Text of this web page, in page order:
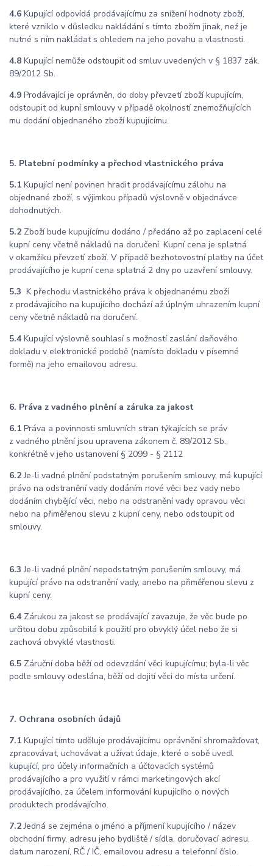
4.6 Kupující odpovídá prodávajícímu za snížení hodnoty zboží,
které vzniklo v důsledku nakládání s tímto zbožím jinak, než je
nutné s ním nakládat s ohledem na jeho povahu a vlastnosti.
4.8 Kupující nemůže odstoupit od smluv uvedených v § 1837 zák.
89/2012 Sb.
4.9 Prodávající je oprávněn, do doby převzetí zboží kupujícím,
odstoupit od kupní smlouvy v případě okolností znemožňujících
mu dodání objednaného zboží kupujícímu.
5. Platební podmínky a přechod vlastnického práva
5.1 Kupující není povinen hradit prodávajícímu zálohu na
objednané zboží, s výjimkou případů výslovně v objednávce
dohodnutých.
5.2 Zboží bude kupujícímu dodáno / předáno až po zaplacení celé
kupní ceny včetně nákladů na doručení. Kupní cena je splatná
v okamžiku převzetí zboží. V případě bezhotovostní platby na účet
prodávajícího je kupní cena splatná 2 dny po uzavření smlouvy.
5.3 K přechodu vlastnického práva k objednanému zboží
z prodávajícího na kupujícího dochází až úplným uhrazením kupní
ceny včetně nákladů na doručení.
5.4 Kupující výslovně souhlasí s možností zaslání daňového
dokladu v elektronické podobě (namísto dokladu v písemné
formě) na jeho emailovou adresu.
6. Práva z vadného plnění a záruka za jakost
6.1 Práva a povinnosti smluvních stran týkajících se práv
z vadného plnění jsou upravena zákonem č. 89/2012 Sb.,
konkrétně v jeho ustanovení § 2099 - § 2112
6.2Je-li vadné plnění podstatným porušením smlouvy, má kupující
právo na odstranění vady dodáním nové věci bez vady nebo
dodáním chybějící věci, nebo na odstranění vady opravou věci
nebo na přiměřenou slevu z kupní ceny, nebo odstoupit od
smlouvy.
6.3Je-li vadné plnění nepodstatným porušením smlouvy, má
kupující právo na odstranění vady, anebo na přiměřenou slevu z
kupní ceny.
6.4 Zárukou za jakost se prodávající zavazuje, že věc bude po
určitou dobu způsobilá k použití pro obvyklý účel nebo že si
zachová obvyklé vlastnosti.
6.5 Záruční doba běží od odevzdání věci kupujícímu; byla-li věc
podle smlouvy odeslána, běží od dojití věci do místa určení.
7. Ochrana osobních údajů
7.1 Kupující tímto uděluje prodávajícímu oprávnění shromažďovat,
zpracovávat, uchovávat a užívat údaje, které o sobě uvedl
kupující, pro účely informačních a účtovacích systémů
prodávajícího a pro využití v rámci marketingových akcí
prodávajícího, za účelem informování kupujícího o nových
produktech prodávajícího.
7.2Jedná se zejména o jméno a příjmení kupujícího / název
obchodní firmy, adresu jeho bydliště / sídla, doručovací adresu,
datum narození, RČ / IČ, emailovou adresu a telefonní číslo.